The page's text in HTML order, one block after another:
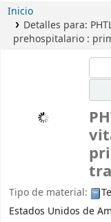
Inicio
Detalles para:
prehospitalario :
Tipo de material:
Estados Unidos de